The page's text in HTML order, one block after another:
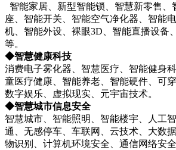
智能家居、新型智能锁、智慧新零售、
座、智能开关、智能空气净化器、智能
机、智能外设、裸眼3D、智能直播设备
等。
◆智慧健康科技
消费电子雾化器、智慧医疗、智能健身
童医疗健康、智能养老、智能硬件、可
数字娱乐、虚拟现实、元宇宙技术。
◆智慧城市信息安全
智慧城市、智能照明、智能楼宇、人工
通、无感停车、车联网、云技术、大数
物识别、计算机环境安全、通信网络安